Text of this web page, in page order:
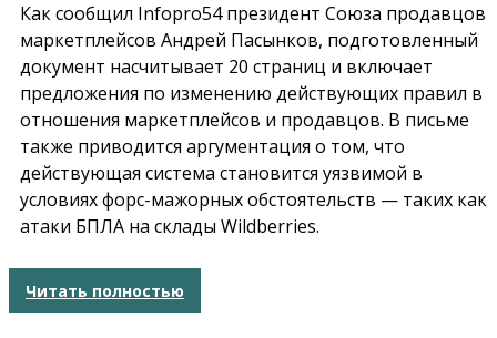
Как сообщил Infopro54президент Союза продавцов
маркетплейсов Андрей Пасынков, подготовленный
документ насчитывает 20 страниц и включает
предложения по изменению действующих правил в
отношения маркетплейсов и продавцов. В письме
также приводится аргументация о том, что
действующая система становится уязвимой в
условиях форс-мажорных обстоятельств — таких как
атаки БПЛА на склады Wildberries.
Читать полностью